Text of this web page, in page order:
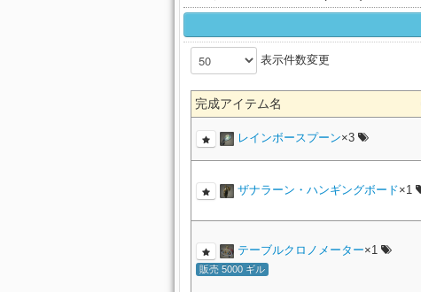
表示件数変更
完成アイテム名
レインボースプーン×3
ザナラーン・ハンギングボード×1
テーブルクロノメーター×1
販売 5000 ギル